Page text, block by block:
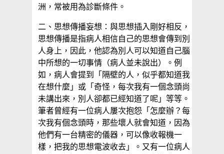
洲，常被用為診斷條件。
二、思想傳播妄想：與思想插入剛好相反，
思想傳播是指病人相信自己的思想會傳到別
人身上，因此，他認為別人可以知道自己腦
中所想的一切事情（病人並未說出）。例
如，病人會提到「隔壁的人，似乎都知道我
在想什麼」或「奇怪，每次我有一個念頭尚
未講出來，別人卻都已經知道了呢」等等。
筆者曾經有一位病人屢次抱怨「怎麼辦？每
次我有個念頭時，那些壞人就會知道，因為
他們有一台精密的儀器，可以像收報機一
樣，把我的思想電波收去」。又有一位病人